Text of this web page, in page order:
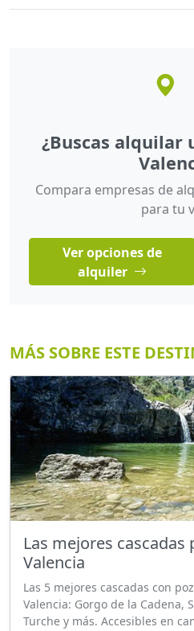
¿Buscas alquilar
Compara empresas de
para tu
Ver opciones de
alquiler
MÁS SOBRE ESTE
Las mejores cascadas
Valencia
Las 5 mejores cascadas con
Valencia: Gorgo de la Cadena,
Turche y más. Accesibles en